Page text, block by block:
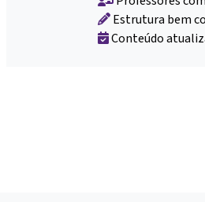
Estrutura bem
Conteúdo